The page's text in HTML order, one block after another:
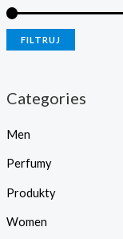
FILTRUJ
Categories
Men
Perfumy
Produkty
Women